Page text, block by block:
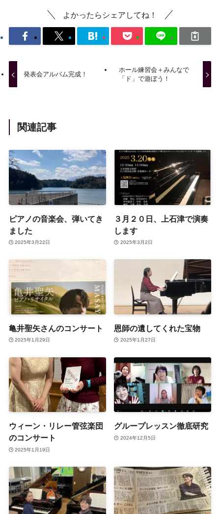
よかったらシェアしてね！
発表会アルバム完成！
ホール練習会＋みんなで
「ド」で遊ぼう！
関連記事
ピアノの音楽会、弾いてき
ました
2025年3月22日
３月２０日、上石津で演奏
します
2025年3月2日
亀井聖矢さんのコンサート
2025年1月29日
恩師の遺してくれた宝物
2025年1月27日
ウィーン・リレー管弦楽団
のコンサート
2025年1月19日
グループレッスン徹底研究
2024年12月5日